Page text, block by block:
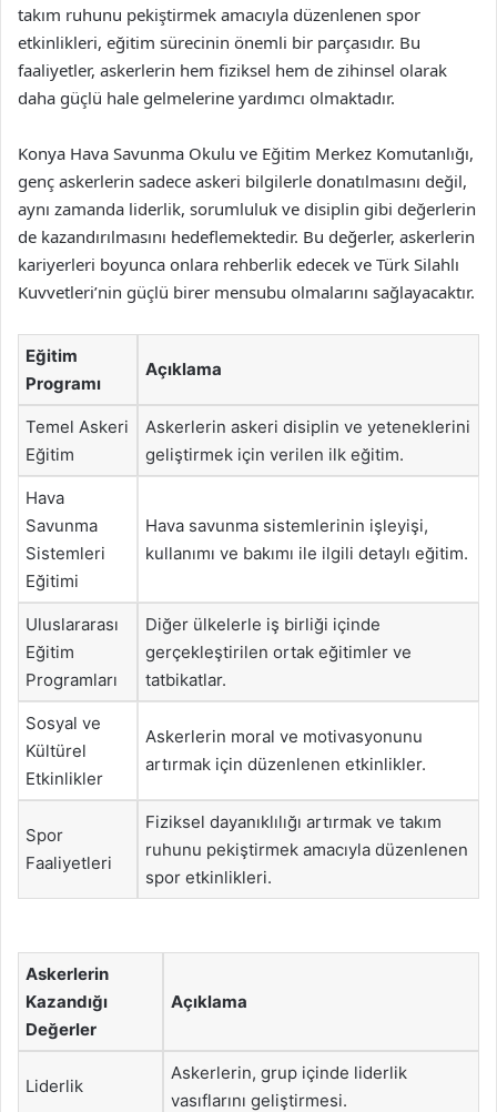
takım ruhunu pekiştirmek amacıyla düzenlenen spor
etkinlikleri, eğitim sürecinin önemli bir parçasıdır. Bu
faaliyetler, askerlerin hem fiziksel hem de zihinsel olarak
daha güçlü hale gelmelerine yardımcı olmaktadır.
Konya Hava Savunma Okulu ve Eğitim Merkez Komutanlığı,
genç askerlerin sadece askeri bilgilerle donatılmasını değil,
aynı zamanda liderlik, sorumluluk ve disiplin gibi değerlerin
de kazandırılmasını hedeflemektedir. Bu değerler, askerlerin
kariyerleri boyunca onlara rehberlik edecek ve Türk Silahlı
Kuvvetleri’nin güçlü birer mensubu olmalarını sağlayacaktır.
Eğitim
Programı
Açıklama
Temel Askeri
Eğitim
Askerlerin askeri disiplin ve yeteneklerini
geliştirmek için verilen ilk eğitim.
Hava
Savunma
Sistemleri
Eğitimi
Hava savunma sistemlerinin işleyişi,
kullanımı ve bakımı ile ilgili detaylı eğitim.
Uluslararası
Eğitim
Programları
Diğer ülkelerle iş birliği içinde
gerçekleştirilen ortak eğitimler ve
tatbikatlar.
Sosyal ve
Kültürel
Etkinlikler
Askerlerin moral ve motivasyonunu
artırmak için düzenlenen etkinlikler.
Spor
Faaliyetleri
Fiziksel dayanıklılığı artırmak ve takım
ruhunu pekiştirmek amacıyla düzenlenen
spor etkinlikleri.
Askerlerin
Kazandığı
Değerler
Açıklama
Liderlik
Askerlerin, grup içinde liderlik
vasıflarını geliştirmesi.